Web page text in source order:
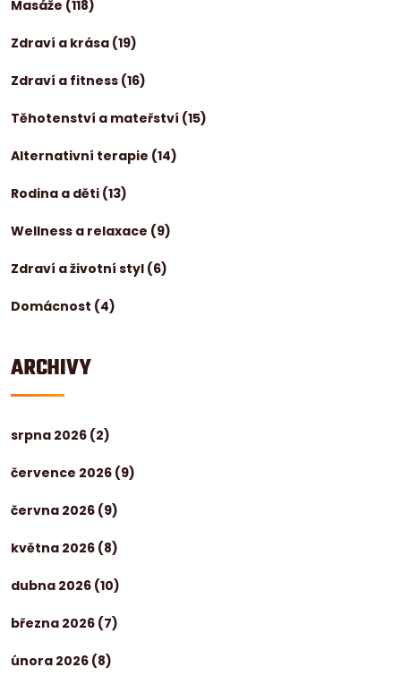
Masáže (118)
Zdraví a krása (19)
Zdraví a fitness (16)
Těhotenství a mateřství (15)
Alternativní terapie (14)
Rodina a děti (13)
Wellness a relaxace (9)
Zdraví a životní styl (6)
Domácnost (4)
ARCHIVY
srpna 2026 (2)
července 2026 (9)
června 2026 (9)
května 2026 (8)
dubna 2026 (10)
března 2026 (7)
února 2026 (8)